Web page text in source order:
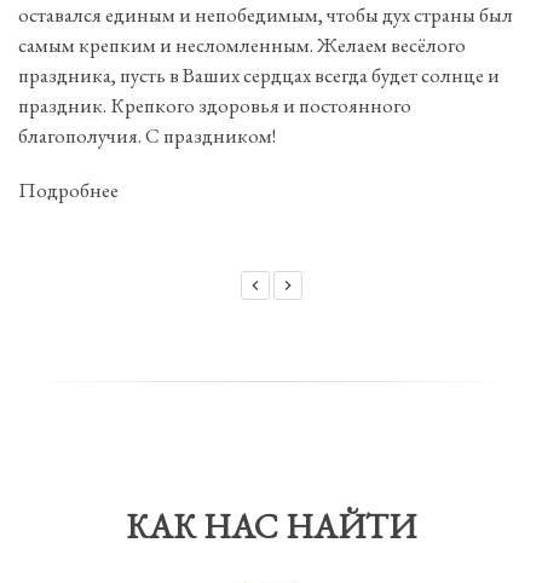
оставался единым и непобедимым, чтобы дух страны был
самым крепким и несломленным. Желаем весёлого
праздника, пусть в Ваших сердцах всегда будет солнце и
праздник. Крепкого здоровья и постоянного
благополучия. С праздником!
Подробнее
КАК НАС НАЙТИ